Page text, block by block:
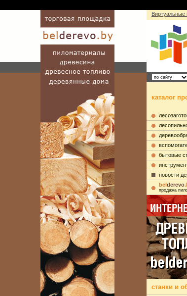
Виртуальные
каталог
бытовые
новости
belderevo
продажа
станки и